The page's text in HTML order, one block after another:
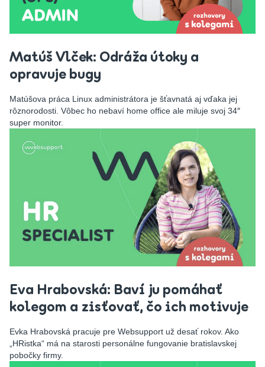
Matúš Vlček: Odráža útoky a
opravuje bugy
Matúšova práca Linux administrátora je šťavnatá aj vďaka jej
rôznorodosti. Vôbec ho nebaví home office ale miluje svoj 34″
super monitor.
Eva Hrabovská: Baví ju pomáhať
kolegom a zisťovať, čo ich motivuje
Evka Hrabovská pracuje pre Websupport už desať rokov. Ako
„HRistka“ má na starosti personálne fungovanie bratislavskej
pobočky firmy.